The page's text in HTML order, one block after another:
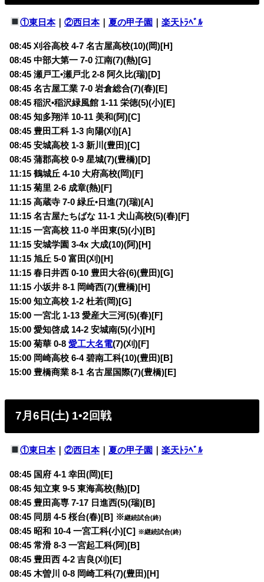
①東日本｜ ②西日本｜ 夏の甲子園 ｜ 楽天ﾄﾗﾍﾞﾙ
08:45 刈谷高校 4-7 名古屋高校(10)(岡)[H]
08:45 中部大第一 7-0 江南(7)(熱)[G]
08:45 瀬戸工•瀬戸北 2-8 阿久比(瑞)[D]
08:45 名古屋工業 7-0 岩倉総合(7)(春)[E]
08:45 稲沢•稲沢緑風館 1-11 栄徳(5)(小)[E]
08:45 知多翔洋 10-11 美和(阿)[C]
08:45 豊田工科 1-3 向陽(刈)[A]
08:45 安城高校 1-3 新川(豊田)[C]
08:45 蒲郡高校 0-9 星城(7)(豊橋)[D]
11:15 鶴城丘 4-10 大府高校(岡)[F]
11:15 菊里 2-6 成章(熱)[F]
11:15 高蔵寺 7-0 緑丘•日進(7)(瑞)[A]
11:15 名古屋たちばな 11-1 犬山高校(5)(春)[F]
11:15 一宮高校 11-0 半田東(5)(小)[B]
11:15 安城学園 3-4x 大成(10)(阿)[H]
11:15 旭丘 5-0 富田(刈)[H]
11:15 春日井西 0-10 豊田大谷(6)(豊田)[G]
11:15 小坂井 8-1 岡崎西(7)(豊橋)[H]
15:00 知立高校 1-2 杜若(岡)[G]
15:00 一宮北 1-13 愛産大三河(5)(春)[F]
15:00 愛知啓成 14-2 安城南(5)(小)[H]
15:00 菊華 0-8愛工大名電(7)(刈)[F]
15:00 岡崎高校 6-4 碧南工科(10)(豊田)[B]
15:00 豊橋商業 8-1 名古屋国際(7)(豊橋)[E]
7月6日(土) 1•2回戦
①東日本｜ ②西日本｜ 夏の甲子園 ｜ 楽天ﾄﾗﾍﾞﾙ
08:45 国府 4-1 幸田(岡)[E]
08:45 知立東 9-5 東海高校(熱)[D]
08:45 豊田高専 7-17 日進西(5)(瑞)[B]
08:45 同朋 4-5 桜台(春)[B] ※継続試合(終)
08:45 昭和 10-4 一宮工科(小)[C] ※継続試合(終)
08:45 常滑 8-3 一宮起工科(阿)[B]
08:45 豊田西 4-2 吉良(刈)[E]
08:45 木曽川 0-8 岡崎工科(7)(豊田)[H]